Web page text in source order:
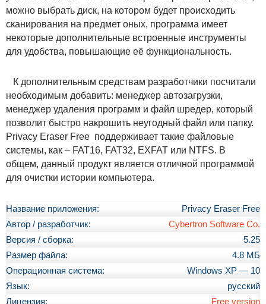
можно выбрать диск, на котором будет происходить
сканирования на предмет оных, программа имеет
некоторые дополнительные встроенные инструменты
для удобства, повышающие её функциональность.
К дополнительным средствам разработчики посчитали
необходимым добавить: менеджер автозагрузки,
менеджер удаления программ и файл шредер, который
позволит быстро накрошить неугодный файл или папку.
Privacy Eraser Free поддерживает такие файловые
системы, как – FAT16, FAT32, EXFAT или NTFS. В
общем, данный продукт является отличной программой
для очистки истории компьютера.
Название приложения:
Privacy Eraser Free
Автор / разработчик:
Cybertron Software Co.
Версия / сборка:
5.25
Размер файла:
4.8 МБ
Операционная система:
Windows XP — 10
Язык:
русский
Лицензия:
Free version